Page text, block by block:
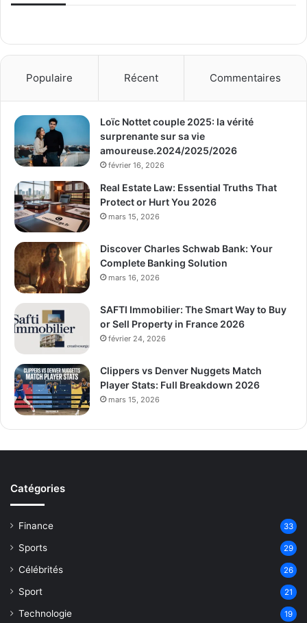
Populaire Récent Commentaires
Loïc Nottet couple 2025: la vérité
surprenante sur sa vie
amoureuse.2024/2025/2026
février 16, 2026
Real Estate Law: Essential Truths That
Protect or Hurt You 2026
mars 15, 2026
Discover Charles Schwab Bank: Your
Complete Banking Solution
mars 16, 2026
SAFTI Immobilier: The Smart Way to Buy
or Sell Property in France 2026
février 24, 2026
Clippers vs Denver Nuggets Match
Player Stats: Full Breakdown 2026
mars 15, 2026
Catégories
Finance 33
Sports 29
Célébrités 26
Sport 21
Technologie 19